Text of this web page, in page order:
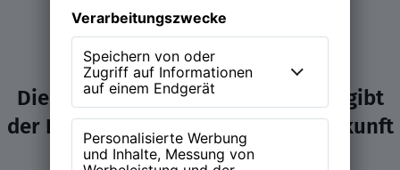
Die NEW WORK Experience (NWX) gibt
der Diskussion über Arbeit und Zukunft
ein Zuhause.